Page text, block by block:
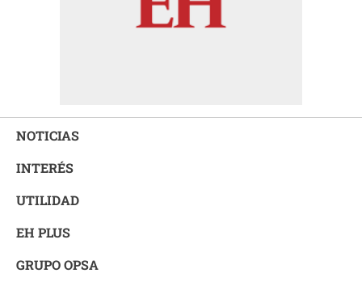
NOTICIAS
INTERÉS
UTILIDAD
EH PLUS
GRUPO OPSA